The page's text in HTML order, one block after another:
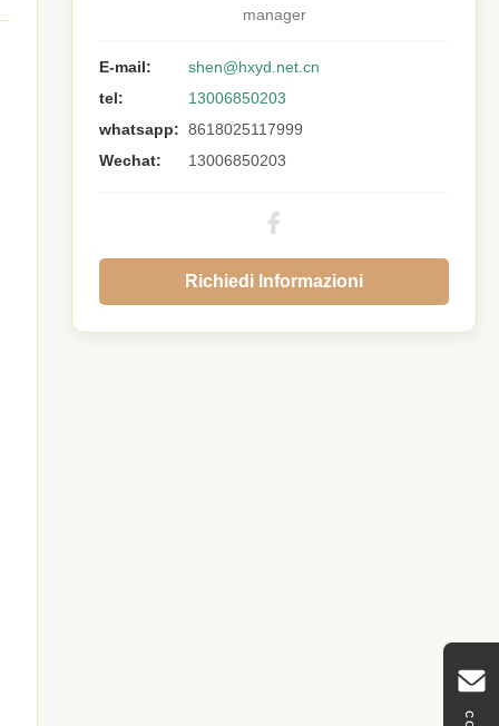
manager
E-mail:
shen@hxyd.net.cn
tel:
13006850203
whatsapp: 8618025117999
Wechat:
13006850203
Richiedi Informazioni